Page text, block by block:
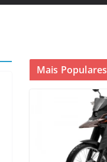
Mais Populares